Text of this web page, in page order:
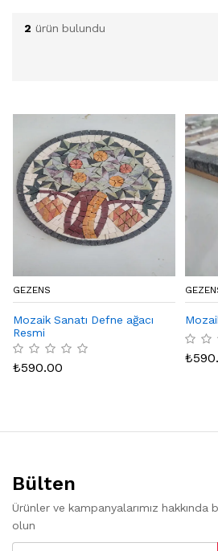
2 ürün bulundu
GEZENS
Mozaik Sanatı Defne ağacı
Resmi
₺590.00
₺
Bülten
Ürünler ve kampanyalarımız
olun